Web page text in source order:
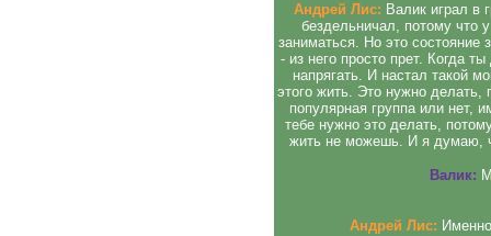
Андрей Лис: Валик играл в
бездельничал, потому что
заниматься. Но это состояние
- из него просто прет. Когда
напрягать. И настал такой
этого жить. Это нужно делать,
популярная группа или нет,
тебе нужно это делать,
жить не можешь. И я думаю,
Валик:
Андрей Лис: